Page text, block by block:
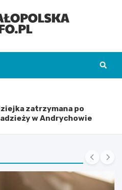
Info
zatrzymana po
w Andrychowie